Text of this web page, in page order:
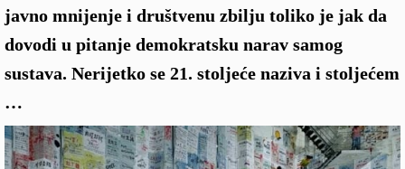
javno mnijenje i društvenu zbilju toliko je jak da
dovodi u pitanje demokratsku narav samog
sustava. Nerijetko se 21. stoljeće naziva i stoljećem
…